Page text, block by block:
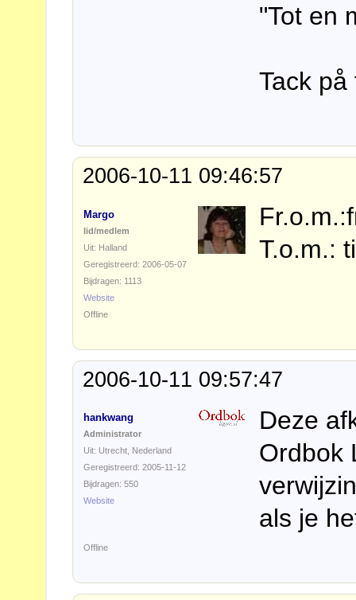
"Tot en
Tack
2006-10-11 09:46:57
Margo
lid/medlem
Uit: Halland
Geregistreerd: 2006-05-07
Bijdragen: 1113
Website
T.o.m.:
Offline
2006-10-11 09:57:47
hankwang
Administrator
Uit: Utrecht, Nederland
Geregistreerd: 2005-11-12
Bijdragen: 550
Website
Deze
Ordbok
als je
Offline